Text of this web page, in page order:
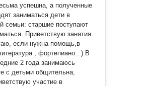
успешна, а полученные
семьи: старшие поступают
Приветствую занятия
если нужна помощь,в
, фортепиано...).В
2 года занимаюсь
участие в